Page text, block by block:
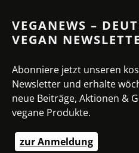
VEGANEWS –
VEGAN
Abonniere jetzt unseren
Newsletter und erhalte
neue Beiträge, Aktionen &
vegane Produkte.
zur Anmeldung